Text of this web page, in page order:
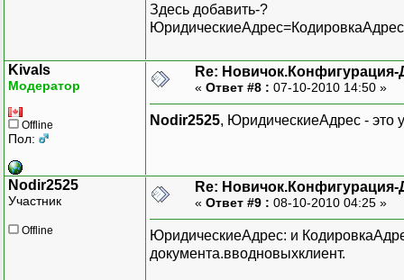
Здесь добавить-?
Kivals
Модератор
Offline
Пол:
Re:
« Ответ #8 : 07-10-2010 14:50 »
Nodir2525, ЮридическиеАдрес - это
Nodir2525
Участник
Offline
Re:
« Ответ #9 : 08-10-2010 04:25 »
ЮридическиеАдрес: и
документа.вводновыхклиент.